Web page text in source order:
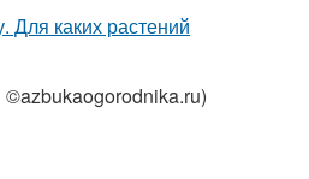
©azbukaogorodnika.ru)